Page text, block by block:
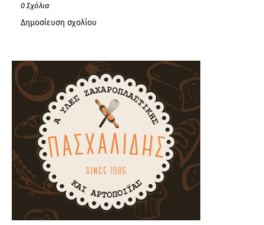
0 Σχόλια
Δημοσίευση σχολίου